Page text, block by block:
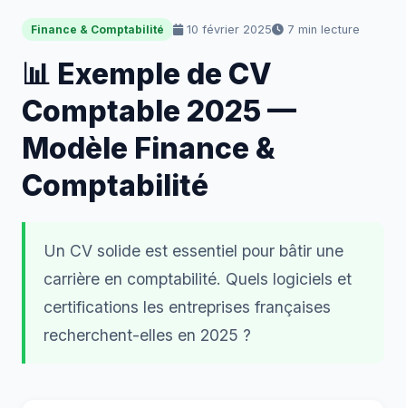
Finance & Comptabilité 10 février 2025 7 min lecture
📊 Exemple de CV
Comptable 2025 —
Modèle Finance &
Comptabilité
Un CV solide est essentiel pour bâtir une
carrière en comptabilité. Quels logiciels et
certifications les entreprises françaises
recherchent-elles en 2025 ?